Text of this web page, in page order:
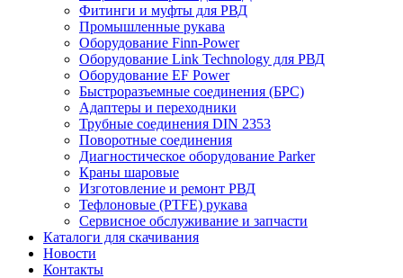
Фитинги и муфты для РВД
Промышленные рукава
Оборудование Finn-Power
Оборудование Link Technology для РВД
Оборудование EF Power
Быстроразъемные соединения (БРС)
Адаптеры и переходники
Трубные соединения DIN 2353
Поворотные соединения
Диагностическое оборудование Parker
Краны шаровые
Изготовление и ремонт РВД
Тефлоновые (PTFE) рукава
Сервисное обслуживание и запчасти
Каталоги для скачивания
Новости
Контакты